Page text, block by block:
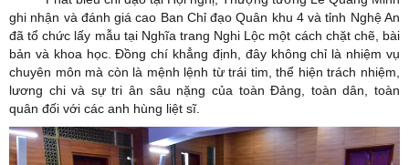
ghi nhận và đánh giá cao Ban Chỉ đạo Quân khu 4 và tỉnh Nghệ An
đã tổ chức lấy mẫu tại Nghĩa trang Nghi Lộc một cách chặt chẽ, bài
bản và khoa học. Đồng chí khẳng định, đây không chỉ là nhiệm vụ
chuyên môn mà còn là mệnh lệnh từ trái tim, thể hiện trách nhiệm,
lương chi và sự tri ân sâu nặng của toàn Đảng, toàn dân, toàn
quân đối với các anh hùng liệt sĩ.